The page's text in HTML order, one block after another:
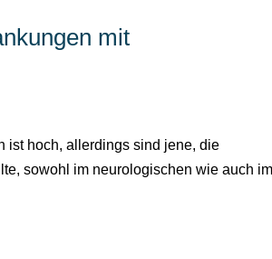
mit
ist hoch, allerdings sind jene, die
sowohl im neurologischen wie auch